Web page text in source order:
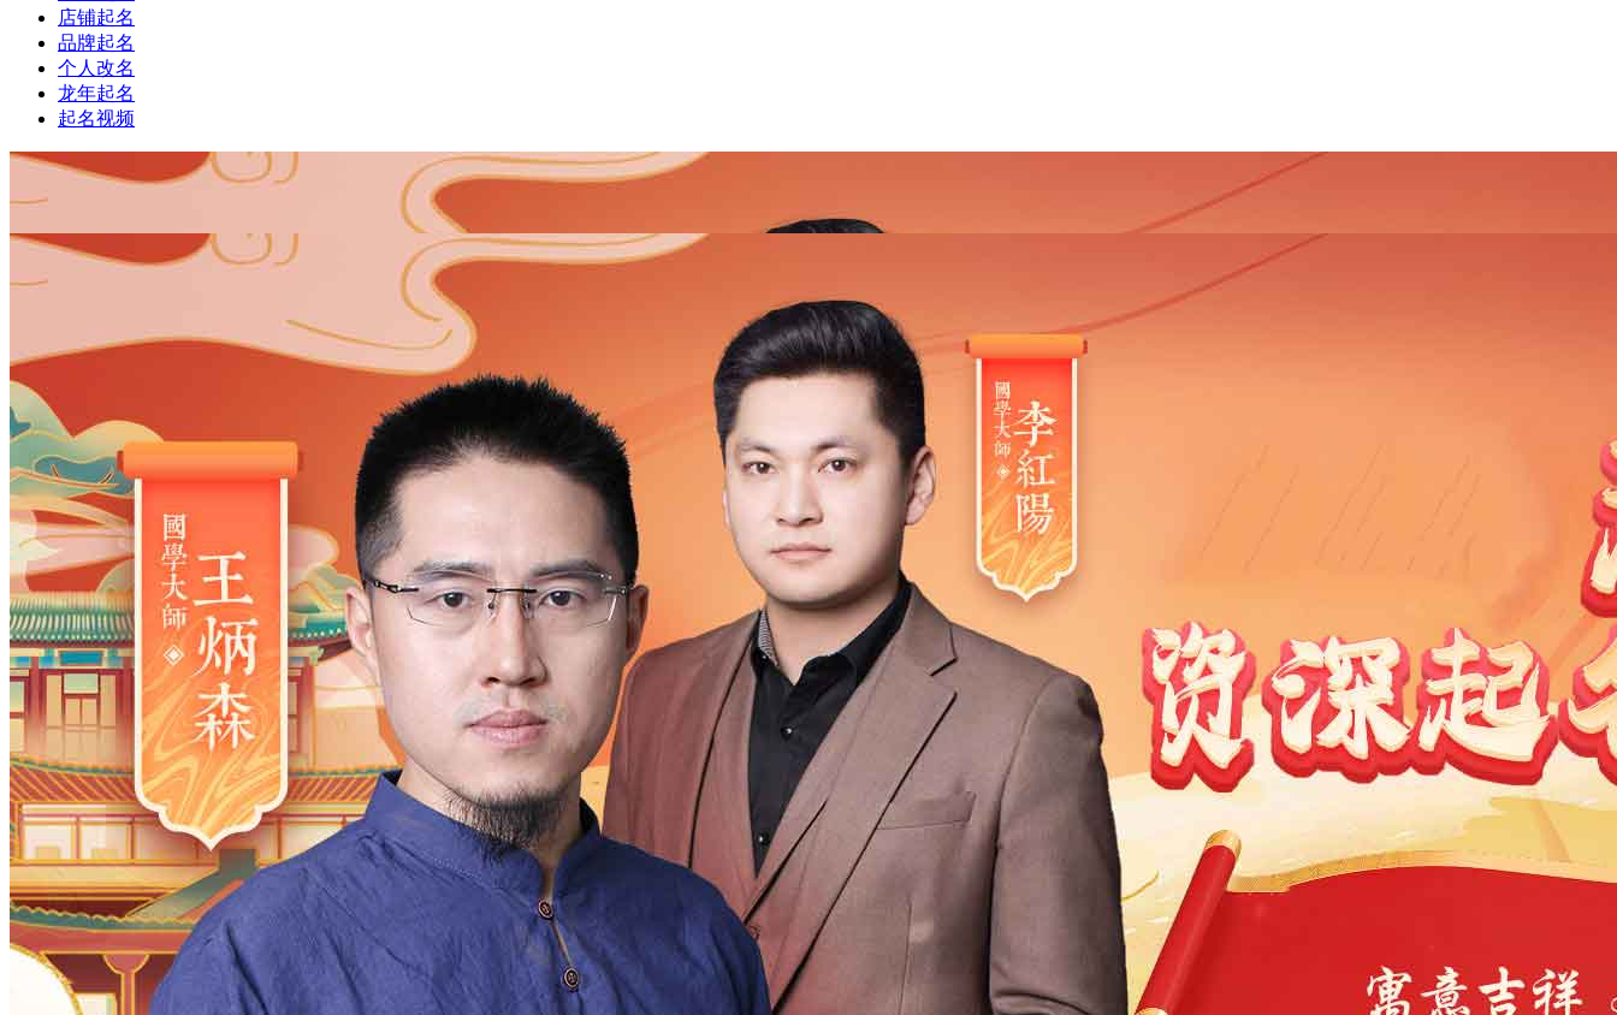
店铺起名
品牌起名
个人改名
龙年起名
起名视频
男
男 女
出生时间
2026年 日6 21分
年
2028
2027 2026 2025 2024 2023 2022 2021 2020 2019 2018 2017 2016 2012
2007
2006
2005 2004 2003 2002 1998 1997 1996 1995 1994 1993 1992 1990 1989 1988 1987 1986 1985
1984
1983
1982 1981 1980 1979 1977 1975 1974 1973 1972 1971 1969 1968 1967 1966 1965 1964 1963
1962
1961
1960 1959 1958 1957 1955 1954 1953 1952 1951 1950 1948 1947 1946 1945 1944 1943 1942 1941 1940
1939
1938
1937 1936 1935 1934 1933 1932 1931 1929 1928 1927 1926 1924 1923 1922 1921 1920 1919 1918
1917
1915 1914 1913 1911 1910 1909 1908 1907 1906 1905 1902 1901 1900
月
12
11 10 9 8 7 6 4 3 2 1
日
31
30 29 28 27 26 25 24 23 19 18 17 9 7 6 5 4 1
时
23
22 21 20 19 18 17 16 14 13 11 8